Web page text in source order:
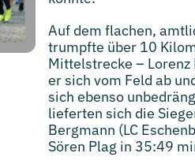
Auf dem flachen,
trumpfte über 10
Mittelstrecke – Lorenz
er sich vom Feld ab
sich ebenso
lieferten sich die
Bergmann (LC
Sören Plag in 35:49